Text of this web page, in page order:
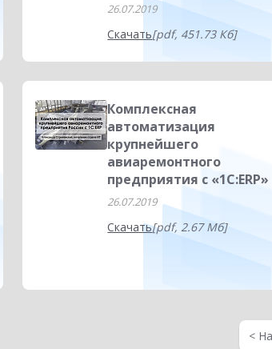
26.07.2019
Скачать[pdf, 451.73 Кб]
Комплексная
автоматизация
крупнейшего
авиаремонтного
предприятия с «1С:ERP»
26.07.2019
Скачать[pdf, 2.67 Мб]
<